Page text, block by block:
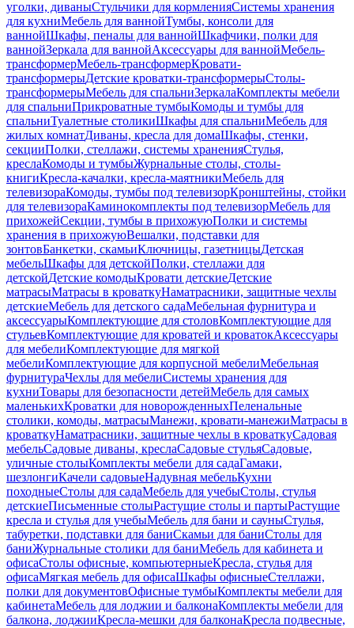
уголки, диваныСтульчики для кормленияСистемы хранения
для кухниМебель для ваннойТумбы, консоли для
ваннойШкафы, пеналы для ваннойШкафчики, полки для
ваннойЗеркала для ваннойАксессуары для ваннойМебель-
трансформерМебель-трансформерКровати-
трансформерыДетские кроватки-трансформерыСтолы-
трансформерыМебель для спальниЗеркалаКомплекты мебели
для спальниПрикроватные тумбыКомоды и тумбы для
спальниТуалетные столикиШкафы для спальниМебель для
жилых комнатДиваны, кресла для домаШкафы, стенки,
секцииПолки, стеллажи, системы храненияСтулья,
креслаКомоды и тумбыЖурнальные столы, столы-
книгиКресла-качалки, кресла-маятникиМебель для
телевизораКомоды, тумбы под телевизорКронштейны, стойки
для телевизораКаминокомплекты под телевизорМебель для
прихожейСекции, тумбы в прихожуюПолки и системы
хранения в прихожуюВешалки, подставки для
зонтовБанкетки, скамьиКлючницы, газетницыДетская
мебельШкафы для детскойПолки, стеллажи для
детскойДетские комодыКровати детскиеДетские
матрасыМатрасы в кроваткуНаматрасники, защитные чехлы
детскиеМебель для детского садаМебельная фурнитура и
аксессуарыКомплектующие для столовКомплектующие для
стульевКомплектующие для кроватей и кроватокАксессуары
для мебелиКомплектующие для мягкой
мебелиКомплектующие для корпусной мебелиМебельная
фурнитураЧехлы для мебелиСистемы хранения для
кухниТовары для безопасности детейМебель для самых
маленькихКроватки для новорожденныхПеленальные
столики, комоды, матрасыМанежи, кровати-манежиМатрасы в
кроваткуНаматрасники, защитные чехлы в кроваткуСадовая
мебельСадовые диваны, креслаСадовые стульяСадовые,
уличные столыКомплекты мебели для садаГамаки,
шезлонгиКачели садовыеНадувная мебельКухни
походныеСтолы для садаМебель для учебыСтолы, стулья
детскиеПисьменные столыРастущие столы и партыРастущие
кресла и стулья для учебыМебель для бани и сауныСтулья,
табуретки, подставки для баниСкамьи для баниСтолы для
баниЖурнальные столики для баниМебель для кабинета и
офисаСтолы офисные, компьютерныеКресла, стулья для
офисаМягкая мебель для офисаШкафы офисныеСтеллажи,
полки для документовОфисные тумбыКомплекты мебели для
кабинетаМебель для лоджии и балконаКомплекты мебели для
балкона, лоджииКресла-мешки для балконаКресла подвесные,